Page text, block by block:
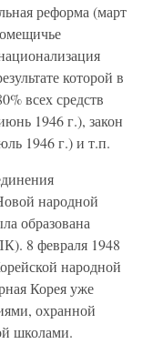
реформа (март
которой в
всех средств
1946 г.), закон
1946 г.) и т.п.
народной
образована
8 февраля 1948
народной
Корея уже
охранной
школами.